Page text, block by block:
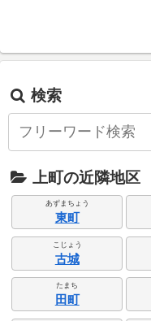
検索
上町の近隣地区
あずまちょう
東町
こじょう
古城
たまち
田町